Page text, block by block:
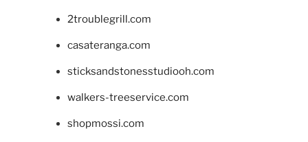
2troublegrill.com
casateranga.com
sticksandstonesstudiooh.com
walkers-treeservice.com
shopmossi.com